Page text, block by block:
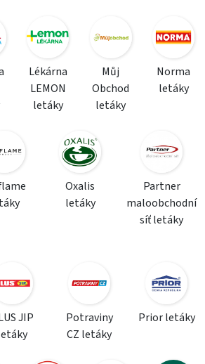
Lékárna
LEMON
letáky
Můj
Obchod
letáky
Norma
letáky
Oxalis
letáky
Partner
maloobchodní
síť letáky
JIP
Potraviny
CZ letáky
Prior letáky